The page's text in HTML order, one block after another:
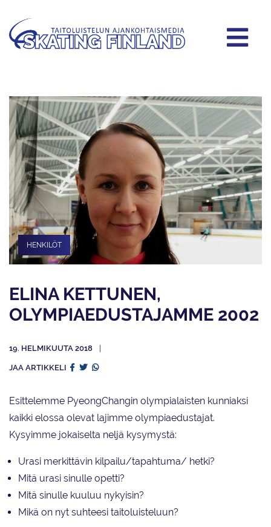
HENKILÖT
ELINA KETTUNEN,
OLYMPIAEDUSTAJAMME 2002
19. HELMIKUUTA 2018
JAA ARTIKKELI
Esittelemme PyeongChangin olympialaisten kunniaksi
kaikki elossa olevat lajimme olympiaedustajat.
Kysyimme jokaiselta neljä kysymystä:
Urasi merkittävin kilpailu/tapahtuma/ hetki?
Mitä urasi sinulle opetti?
Mitä sinulle kuuluu nykyisin?
Mikä on nyt suhteesi taitoluisteluun?